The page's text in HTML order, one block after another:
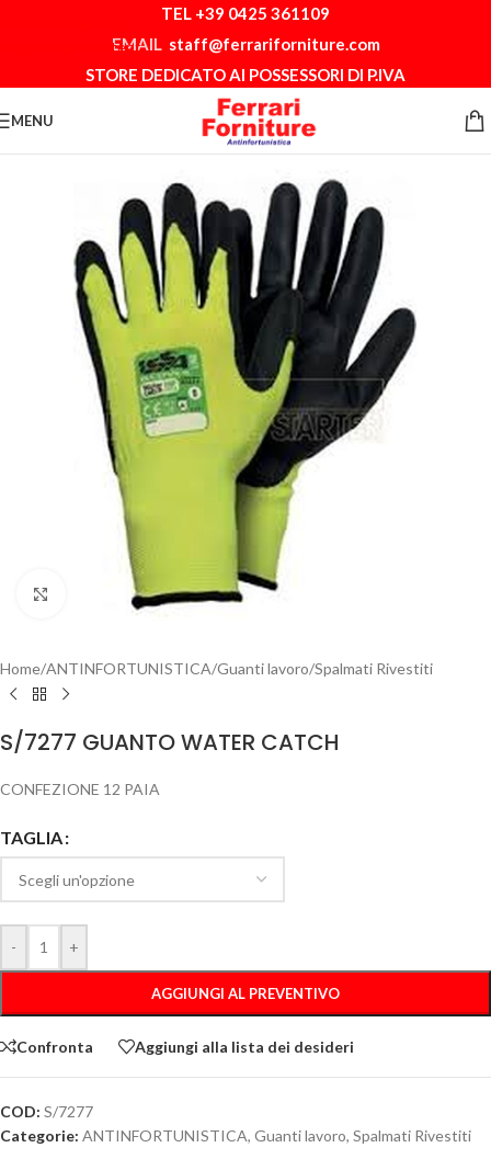
Skip to main content
TEL +39 0425 361109
EMAIL staff@ferrariforniture.com
STORE DEDICATO AI POSSESSORI DI P.IVA
MENU
Clicca per ingrandire
Home/ANTINFORTUNISTICA/Guanti lavoro/Spalmati Rivestiti
S/7277 GUANTO WATER CATCH
CONFEZIONE 12 PAIA
TAGLIA
- +
AGGIUNGI AL PREVENTIVO
Confronta Aggiungi alla lista dei desideri
COD: S/7277
Categorie: ANTINFORTUNISTICA, Guanti lavoro, Spalmati Rivestiti